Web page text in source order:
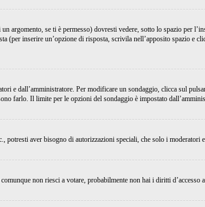
argomento, se ti è permesso) dovresti vedere, sotto lo spazio per
(per inserire un’opzione di risposta, scrivila nell’apposito spazio e
e dall’amministratore. Per modificare un sondaggio, clicca sul
farlo. Il limite per le opzioni del sondaggio è impostato
aver bisogno di autorizzazioni speciali, che solo i moderatori
non riesci a votare, probabilmente non hai i diritti d’accesso